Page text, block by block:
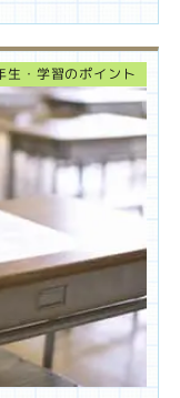
生・学習のポイント